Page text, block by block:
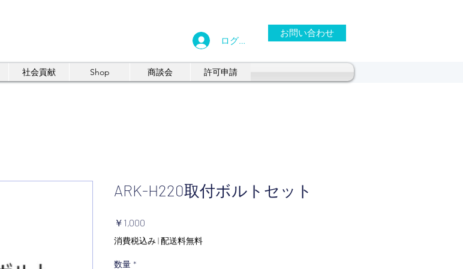
ログイン
お問い合わせ
社会貢献 Shop 商談会 許可申請
ARK-H220取付ボルトセット
￥1,000
格
消費税込み|配送料無料
数量 *